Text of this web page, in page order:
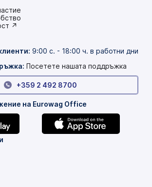
↗
: 9:00 с. - 18:00 ч. в работни дни
Посетете нашата поддръжка
+359 2 492 8700
на Eurowag Office